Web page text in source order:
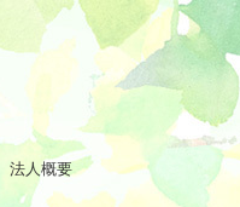
法人概要